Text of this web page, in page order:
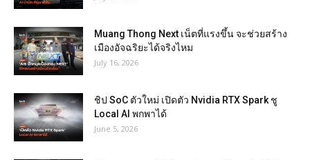
Muang Thong Next เน็ตที่แรงขึ้น จะช่วยสร้าง
เมืองอัจฉริยะได้จริงไหม
July 16, 2026
ชิป SoC ตัวใหม่ เปิดตัว Nvidia RTX Spark ชู
Local AI พกพาได้
June 5, 2026